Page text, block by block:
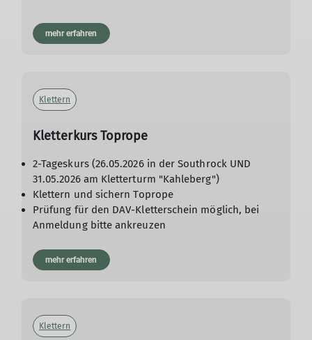
mehr erfahren
Klettern
Kletterkurs Toprope
2-Tageskurs (26.05.2026 in der Southrock UND
31.05.2026 am Kletterturm "Kahleberg")
Klettern und sichern Toprope
Prüfung für den DAV-Kletterschein möglich, bei
Anmeldung bitte ankreuzen
mehr erfahren
Klettern